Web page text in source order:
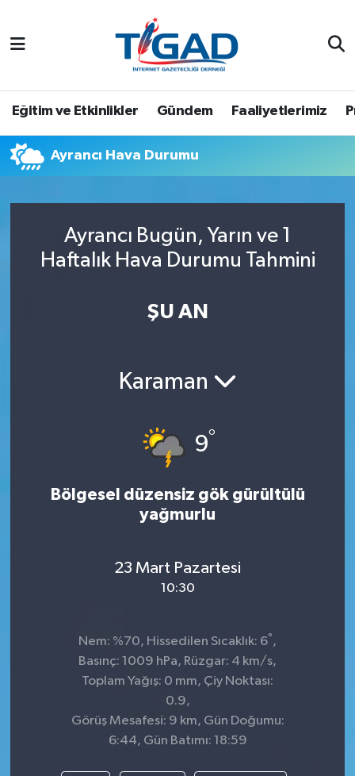
Eğitim ve Etkinlikler Gündem Faaliyetlerimiz
Ayrancı Hava Durumu
Ayrancı Bugün, Yarın ve 1
Haftalık Hava Durumu Tahmini
ŞU AN
Karaman
9°
Bölgesel düzensiz gök gürültülü
yağmurlu
23 Mart Pazartesi
10:30
Nem: %70, Hissedilen Sıcaklık: 6° ,
Basınç: 1009 hPa, Rüzgar: 4 km/s,
Toplam Yağış: 0 mm, Çiy Noktası:
0.9,
Görüş Mesafesi: 9 km, Gün Doğumu:
6:44, Gün Batımı: 18:59
Nöbetçi Eczaneler
Tüm Manşetler
Son Dakika Haberleri